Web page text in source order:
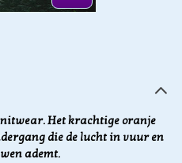
Het krachtige oranje
die de lucht in vuur en
ademt.